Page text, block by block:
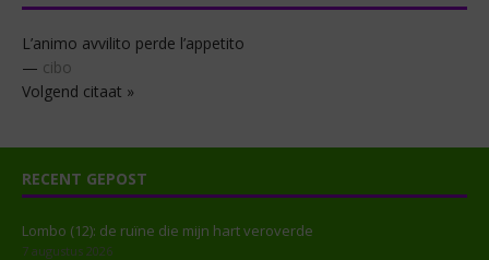
L’animo avvilito perde l’appetito
— cibo
Volgend citaat »
RECENT GEPOST
Lombo (12): de ruïne die mijn hart veroverde
7 augustus 2026